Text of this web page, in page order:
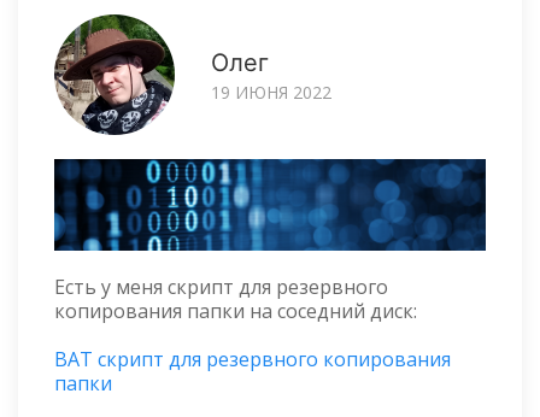
Олег
19 ИЮНЯ 2022
Есть у меня скрипт для резервного
копирования папки на соседний диск:
BAT скрипт для резервного копирования
папки